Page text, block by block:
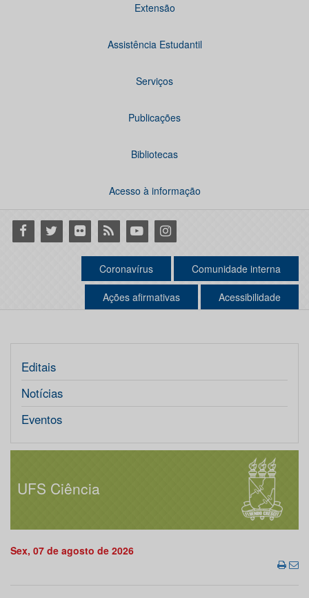
Extensão
Assistência Estudantil
Serviços
Publicações
Bibliotecas
Acesso à informação
Facebook
Twitter Flickr RSS YoutubeInstagram
Coronavírus Comunidade interna
Ações afirmativas Acessibilidade
Editais
Notícias
Eventos
UFS Ciência
Sex, 07 de agosto de 2026